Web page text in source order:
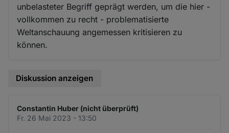
unbelasteter Begriff geprägt werden, um die hier -
vollkommen zu recht - problematisierte
Weltanschauung angemessen kritisieren zu
können.
Diskussion anzeigen
Constantin Huber (nicht überprüft)
Fr. 26 Mai 2023 - 13:50